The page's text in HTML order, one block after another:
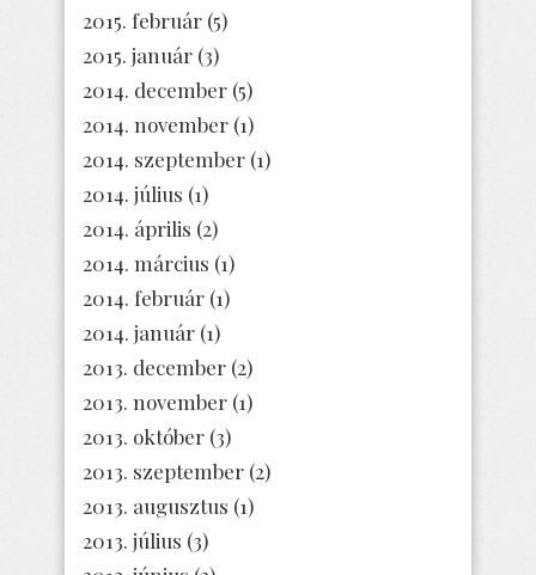
2015. február (5)
2015. január (3)
2014. december (5)
2014. november (1)
2014. szeptember (1)
2014. július (1)
2014. április (2)
2014. március (1)
2014. február (1)
2014. január (1)
2013. december (2)
2013. november (1)
2013. október (3)
2013. szeptember (2)
2013. augusztus (1)
2013. július (3)